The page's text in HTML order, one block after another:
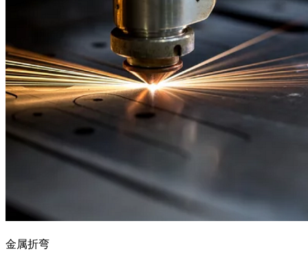
金属折弯